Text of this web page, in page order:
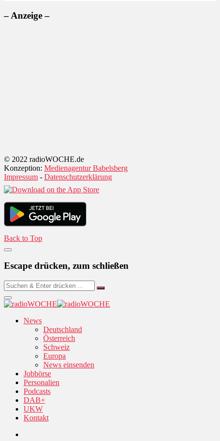
– Anzeige –
© 2022 radioWOCHE.de
Konzeption: Medienagentur Babelsberg
Impressum - Datenschutzerklärung
Back to Top
Escape drücken, zum schließen
News
Deutschland
Österreich
Schweiz
Europa
News einsenden
Jobbörse
Personalien
Podcasts
DAB+
UKW
Kontakt